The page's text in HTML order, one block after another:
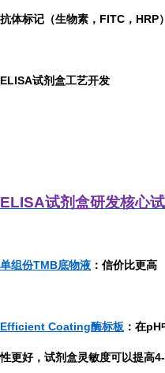
抗体标记（生物素，FITC，HRP）
ELISA试剂盒工艺开发
ELISA试剂盒研发核心试
单组份TMB底物液 ：信价比更高
Efficient Coating酶标板 ：在
性更好，试剂盒灵敏度可以提高4-